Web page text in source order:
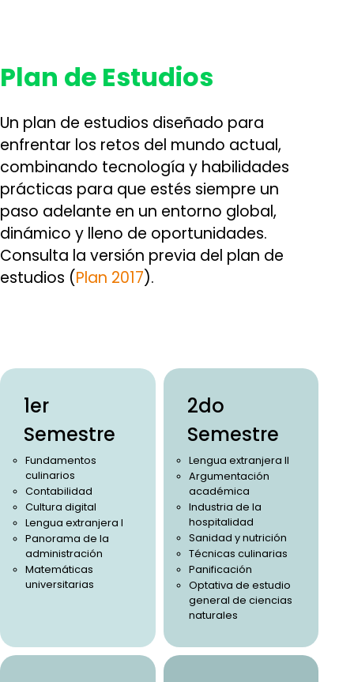
Plan de Estudios
Un plan de estudios diseñado para
enfrentar los retos del mundo actual,
combinando tecnología y habilidades
prácticas para que estés siempre un
paso adelante en un entorno global,
dinámico y lleno de oportunidades.
Consulta la versión previa del plan de
estudios (Plan 2017).
1er
Semestre
Fundamentos
culinarios
Contabilidad
Cultura digital
Lengua extranjera I
Panorama de la
administración
Matemáticas
universitarias
2do
Semestre
Lengua extranjera II
Argumentación
académica
Industria de la
hospitalidad
Sanidad y nutrición
Técnicas culinarias
Panificación
Optativa de estudio
general de ciencias
naturales